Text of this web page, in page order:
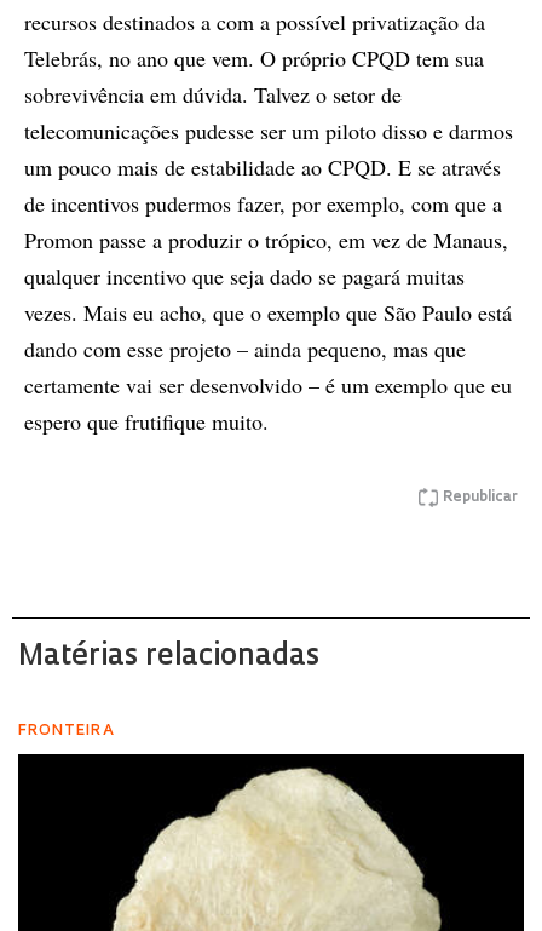
recursos destinados a com a possível privatização da
Telebrás, no ano que vem. O próprio CPQD tem sua
sobrevivência em dúvida. Talvez o setor de
telecomunicações pudesse ser um piloto disso e darmos
um pouco mais de estabilidade ao CPQD. E se através
de incentivos pudermos fazer, por exemplo, com que a
Promon passe a produzir o trópico, em vez de Manaus,
qualquer incentivo que seja dado se pagará muitas
vezes. Mais eu acho, que o exemplo que São Paulo está
dando com esse projeto – ainda pequeno, mas que
certamente vai ser desenvolvido – é um exemplo que eu
espero que frutifique muito.
Republicar